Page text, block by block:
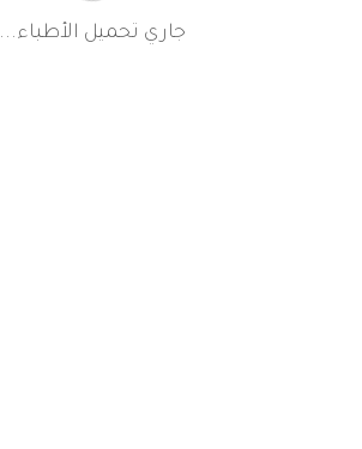
جاري تحميل الأطباء...